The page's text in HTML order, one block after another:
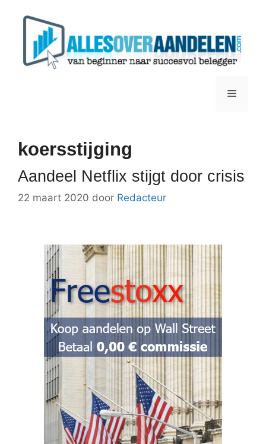
Menu
koersstijging
Aandeel Netflix stijgt door crisis
22 maart 2020 door Redacteur